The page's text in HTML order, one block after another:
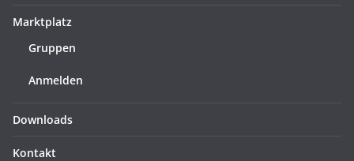
Marktplatz
Gruppen
Anmelden
Downloads
Kontakt